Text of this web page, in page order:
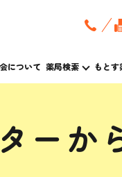
について 薬局検索 もとす
ーか